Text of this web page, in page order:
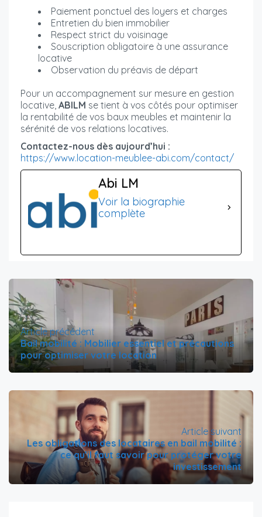
Paiement ponctuel des loyers et charges
Entretien du bien immobilier
Respect strict du voisinage
Souscription obligatoire à une assurance
locative
Observation du préavis de départ
Pour un accompagnement sur mesure en gestion
locative, ABILM se tient à vos côtés pour optimiser
la rentabilité de vos baux meubles et maintenir la
sérénité de vos relations locatives.
Contactez-nous dès aujourd’hui :
https://www.location-meublee-abi.com/contact/
Abi LM
Voir la biographie
complète
Article précédent
Bail mobilité : Mobilier essentiel et précautions
pour optimiser votre location
Article suivant
Les obligations des locataires en bail mobilité :
ce qu’il faut savoir pour protéger votre
investissement